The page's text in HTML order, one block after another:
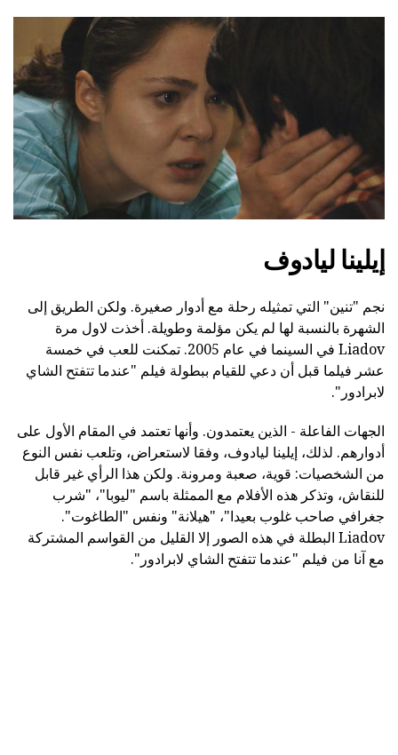
إيلينا ليادوف
نجم "تنين" التي تمثيله رحلة مع أدوار صغيرة. ولكن الطريق إلى
الشهرة بالنسبة لها لم يكن مؤلمة وطويلة. أخذت لاول مرة
Liadov في السينما في عام 2005. تمكنت للعب في خمسة
عشر فيلما قبل أن دعي للقيام ببطولة فيلم "عندما تتفتح الشاي
لابرادور".
الجهات الفاعلة - الذين يعتمدون. وأنها تعتمد في المقام الأول على
أدوارهم. لذلك، إيلينا ليادوف، وفقا لاستعراض، وتلعب نفس النوع
من الشخصيات: قوية، صعبة ومرونة. ولكن هذا الرأي غير قابل
للنقاش، وتذكر هذه الأفلام مع الممثلة باسم "ليوبا"، "شرب
جغرافي صاحب غلوب بعيدا"، "هيلانة" ونفس "الطاغوت".
Liadov البطلة في هذه الصور إلا القليل من القواسم المشتركة
مع آنا من فيلم "عندما تتفتح الشاي لابرادور".